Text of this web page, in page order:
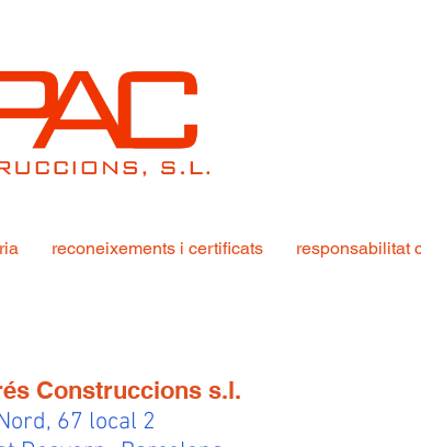
reconeixements i certificats responsabilitat
Construccions s.l.
67 local 2